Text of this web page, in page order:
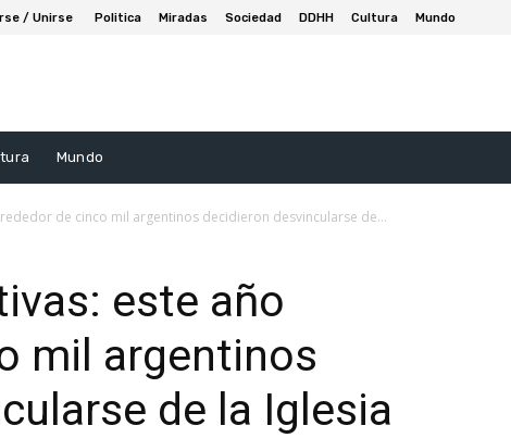
/ Unirse Politica Miradas Sociedad DDHH Cultura Mundo
Mundo
de cinco mil argentinos decidieron desvincularse de...
este año
mil argentinos
de la Iglesia